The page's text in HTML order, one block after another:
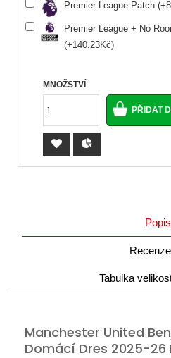
Premier League Patch
Premier League + No
(+140.23Kč)
MNOŽSTVÍ
Popis
Tabulka
Manchester United
Domácí Dres 2025-26